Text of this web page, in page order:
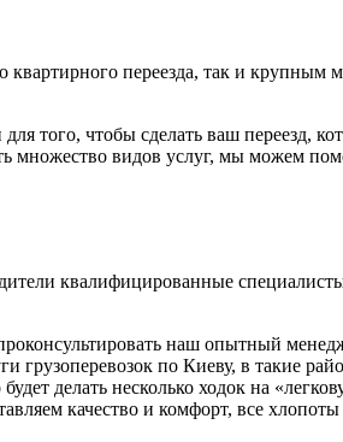
квартирного переезда, так и
того, чтобы сделать ваш переезд,
множество видов услуг, мы можем
квалифицированные
наш опытный
грузоперевозок по Киеву, в такие
делать несколько ходок на
качество и комфорт, все